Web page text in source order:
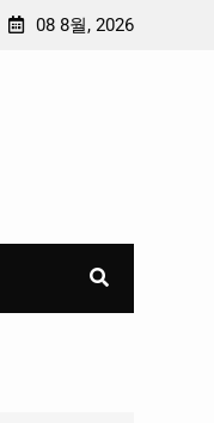
상…최종 6편 선정
08 8월, 2026